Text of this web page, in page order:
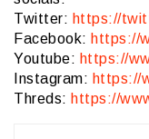
Twitter: https://
Facebook: https://
Youtube: https://
Instagram: https://
Threds: https://